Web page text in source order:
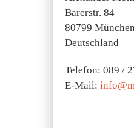
Barerstr. 84
80799 München
Deutschland
Telefon: 089 /
E-Mail: